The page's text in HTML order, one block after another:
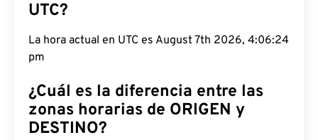
UTC?
La hora actual en UTC es August 7th 2026, 4:06:25
pm
¿Cuál es la diferencia entre las
zonas horarias de ORIGEN y
DESTINO?